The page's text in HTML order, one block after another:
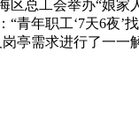
区总工会举办“娘
青年职工‘7天6夜’
亭需求进行了一一